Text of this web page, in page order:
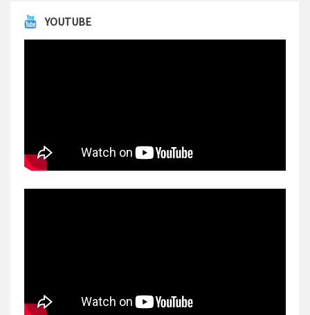
YOUTUBE